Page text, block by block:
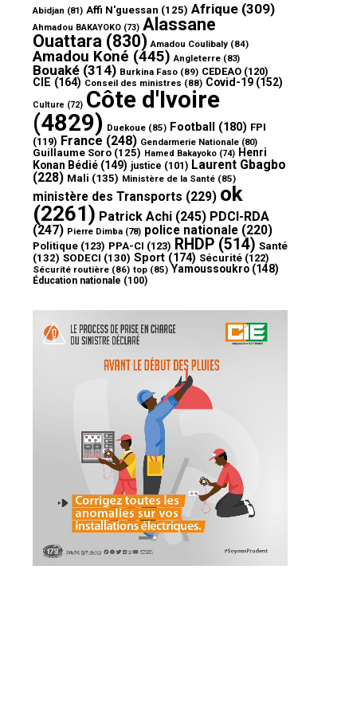
Abidjan (81) Affi N'guessan (125) Afrique (309)
Ahmadou BAKAYOKO (73) Alassane
Ouattara (830) Amadou Coulibaly (84)
Amadou Koné (445) Angleterre (83)
Bouaké (314) Burkina Faso (89) CEDEAO (120)
CIE (164) Conseil des ministres (88) Covid-19 (152)
Culture (72) Côte d'Ivoire
(4829) Duekoue (85) Football (180) FPI
(119) France (248) Gendarmerie Nationale (80)
Guillaume Soro (125) Hamed Bakayoko (74) Henri
Konan Bédié (149) justice (101) Laurent Gbagbo
(228) Mali (135) Ministère de la Santé (85)
ministère des Transports (229) ok
(2261) Patrick Achi (245) PDCI-RDA
(247) Pierre Dimba (78) police nationale (220)
Politique (123) PPA-CI (123) RHDP (514) Santé
(132) SODECI (130) Sport (174) Sécurité (122)
Sécurité routière (86) top (85) Yamoussoukro (148)
Éducation nationale (100)